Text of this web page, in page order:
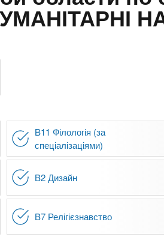
B11 Філологія (за
спеціалізаціями)
B2 Дизайн
B7 Релігієзнавство